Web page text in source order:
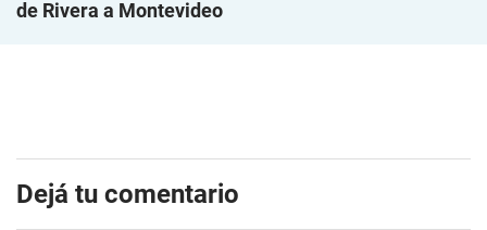
de Rivera a Montevideo
Dejá tu comentario